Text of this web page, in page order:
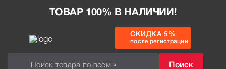
ТОВАР 100% В НАЛИЧИИ!
Поиск
СКИДКА 5%
после регистрации